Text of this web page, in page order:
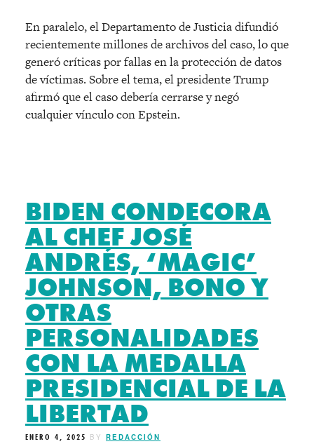
En paralelo, el Departamento de Justicia difundió
recientemente millones de archivos del caso, lo que
generó críticas por fallas en la protección de datos
de víctimas. Sobre el tema, el presidente Trump
afirmó que el caso debería cerrarse y negó
cualquier vínculo con Epstein.
BIDEN CONDECORA
AL CHEF JOSÉ
ANDRÉS, ‘MAGIC’
JOHNSON, BONO Y
OTRAS
PERSONALIDADES
CON LA MEDALLA
PRESIDENCIAL DE LA
LIBERTAD
ENERO 4, 2025 BY REDACCIÓN